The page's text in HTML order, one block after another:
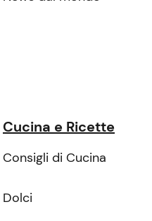
Cucina e Ricette
Consigli di Cucina
Dolci